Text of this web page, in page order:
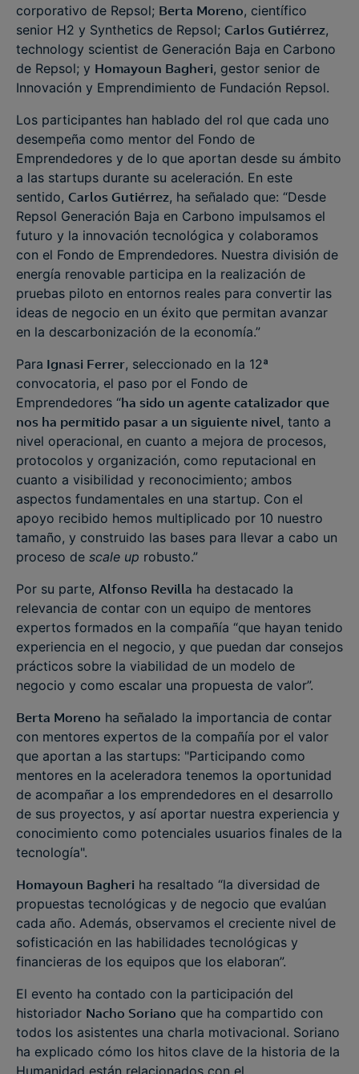
corporativo de Repsol; Berta Moreno, científico
senior H2 y Synthetics de Repsol; Carlos Gutiérrez,
technology scientist de Generación Baja en Carbono
de Repsol; y Homayoun Bagheri, gestor senior de
Innovación y Emprendimiento de Fundación Repsol.
Los participantes han hablado del rol que cada uno
desempeña como mentor del Fondo de
Emprendedores y de lo que aportan desde su ámbito
a las startups durante su aceleración. En este
sentido, Carlos Gutiérrez, ha señalado que: “Desde
Repsol Generación Baja en Carbono impulsamos el
futuro y la innovación tecnológica y colaboramos
con el Fondo de Emprendedores. Nuestra división de
energía renovable participa en la realización de
pruebas piloto en entornos reales para convertir las
ideas de negocio en un éxito que permitan avanzar
en la descarbonización de la economía.”
Para Ignasi Ferrer, seleccionado en la 12ª
convocatoria, el paso por el Fondo de
Emprendedores “ha sido un agente catalizador que
nos ha permitido pasar a un siguiente nivel, tanto a
nivel operacional, en cuanto a mejora de procesos,
protocolos y organización, como reputacional en
cuanto a visibilidad y reconocimiento; ambos
aspectos fundamentales en una startup. Con el
apoyo recibido hemos multiplicado por 10 nuestro
tamaño, y construido las bases para llevar a cabo un
proceso de scale up robusto.”
Por su parte, Alfonso Revilla ha destacado la
relevancia de contar con un equipo de mentores
expertos formados en la compañía “que hayan tenido
experiencia en el negocio, y que puedan dar consejos
prácticos sobre la viabilidad de un modelo de
negocio y como escalar una propuesta de valor”.
Berta Moreno ha señalado la importancia de contar
con mentores expertos de la compañía por el valor
que aportan a las startups: "Participando como
mentores en la aceleradora tenemos la oportunidad
de acompañar a los emprendedores en el desarrollo
de sus proyectos, y así aportar nuestra experiencia y
conocimiento como potenciales usuarios finales de la
tecnología".
Homayoun Bagheri ha resaltado “la diversidad de
propuestas tecnológicas y de negocio que evalúan
cada año. Además, observamos el creciente nivel de
sofisticación en las habilidades tecnológicas y
financieras de los equipos que los elaboran”.
El evento ha contado con la participación del
historiador Nacho Soriano que ha compartido con
todos los asistentes una charla motivacional. Soriano
ha explicado cómo los hitos clave de la historia de la
Humanidad están relacionados con el